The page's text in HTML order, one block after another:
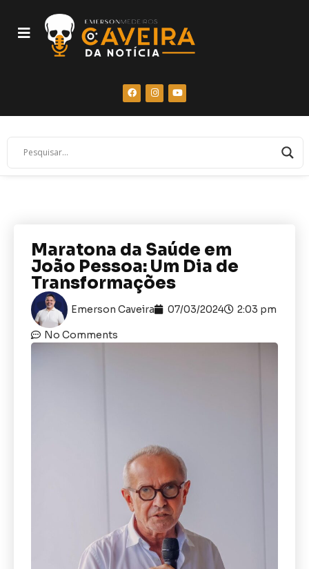
Maratona da Saúde em
João Pessoa: Um Dia de
Transformações
Emerson Caveira 07/03/2024 2:03 pm
No Comments